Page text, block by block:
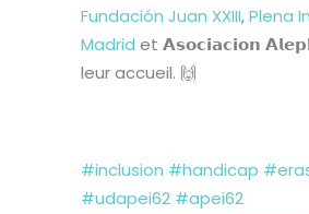
Fundación Juan XXIII,Plena
Madrid et 𝗔𝘀𝗼𝗰𝗶𝗮𝗰𝗶𝗼𝗻
leur accueil. 🙌
#inclusion #handicap
#udapei62 #apei62